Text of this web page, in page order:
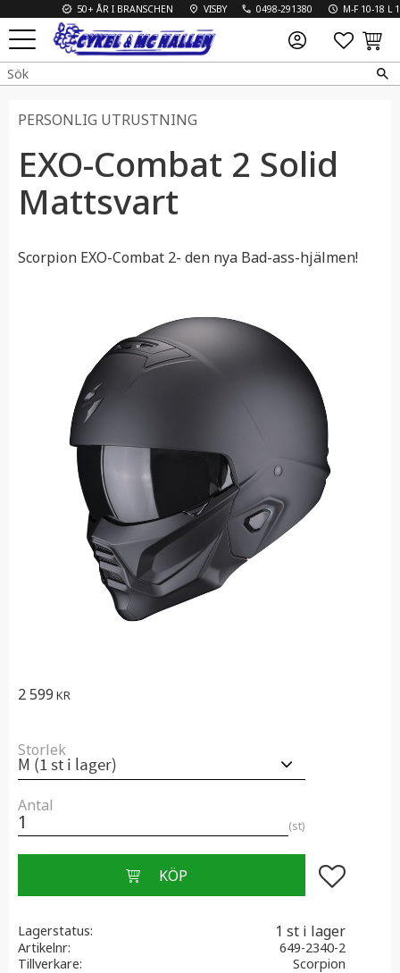
Meny
50+ ÅR I BRANSCHEN VISBY 0498-291380 M-F 10-18 L 10-
PERSONLIG UTRUSTNING
EXO-Combat 2 Solid
Mattsvart
Scorpion EXO-Combat 2- den nya Bad-ass-hjälmen!
2 599 KR
Storlek
Antal
st
Lägg till i
Lagerstatus 1 st i lager
Artikelnr
649-2340-2
Tillverkare
Scorpion